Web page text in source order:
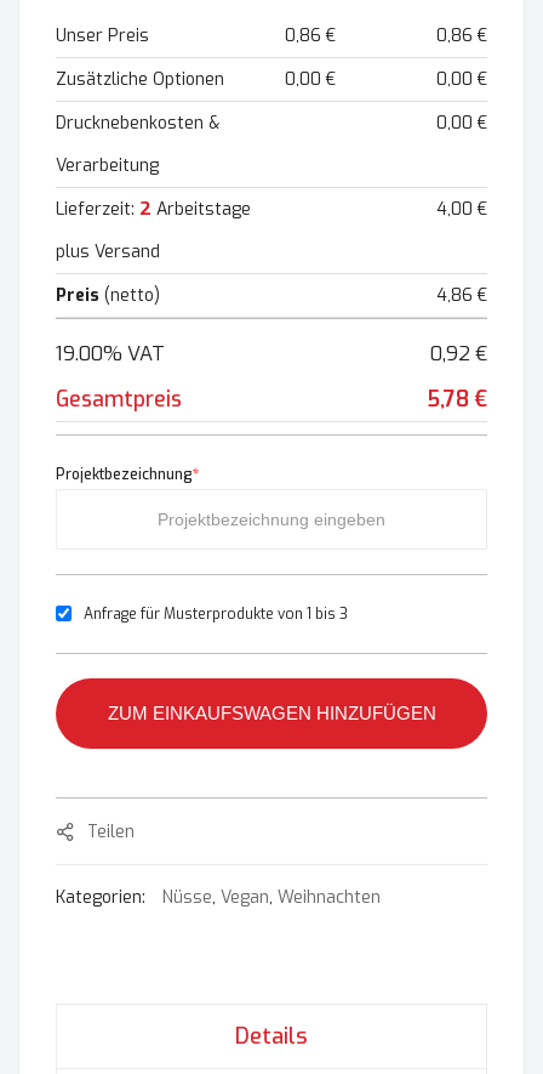
Unser Preis 0,86 €
0,86 €
Zusätzliche Optionen
0,00 €
0,00 €
Drucknebenkosten &
Verarbeitung
0,00 €
Lieferzeit: 2 Arbeitstage
plus Versand
4,00 €
Preis (netto) 4,86 €
19.00% VAT 0,92 €
Gesamtpreis 5,78 €
Projektbezeichnung*
Anfrage für Musterprodukte von 1 bis 3
ZUM EINKAUFSWAGEN HINZUFÜGEN
Teilen
Kategorien: Nüsse, Vegan, Weihnachten
Details